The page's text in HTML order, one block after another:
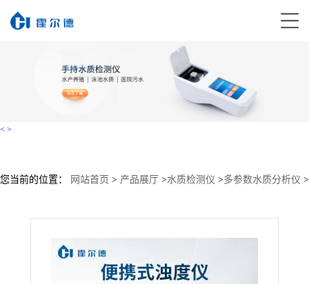
< >
您当前的位置： 网站首页 > 产品展厅 >水质检测仪 >多参数水质分析仪 >